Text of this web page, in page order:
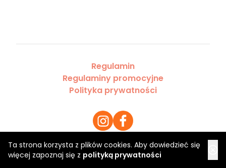
Ta strona korzysta z plików cookies. Aby dowiedzieć się
więcej zapoznaj się z polityką prywatności
Regulamin
Regulaminy promocyjne
Polityka prywatności
Copyright 2026 Saloner Sp. z o.o.